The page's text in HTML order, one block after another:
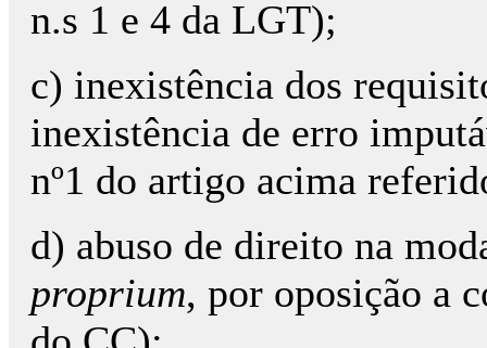
n.s 1 e 4 da LGT);
c) inexistência dos
inexistência de erro
nº1 do artigo acima
d) abuso de direito na
proprium, por oposição a